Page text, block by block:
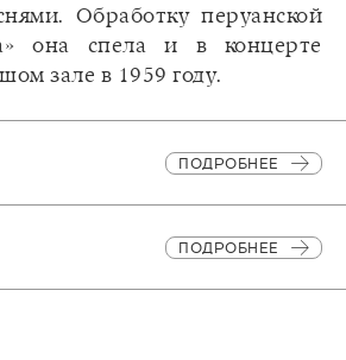
Обработку перуанской
она спела и в концерте
зале в 1959 году.
ПОДРОБНЕЕ
ПОДРОБНЕЕ